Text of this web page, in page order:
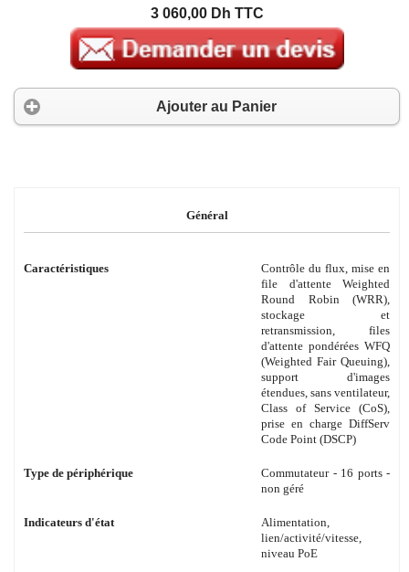
3 060,00 Dh TTC
Ajouter au Panier
Général
Caractéristiques
Contrôle du flux, mise en
file d'attente Weighted
Round Robin (WRR),
stockage et
retransmission, files
d'attente pondérées WFQ
(Weighted Fair Queuing),
support d'images
étendues, sans ventilateur,
Class of Service (CoS),
prise en charge DiffServ
Code Point (DSCP)
Type de périphérique
Commutateur - 16 ports -
non géré
Indicateurs d'état
Alimentation,
lien/activité/vitesse,
niveau PoE